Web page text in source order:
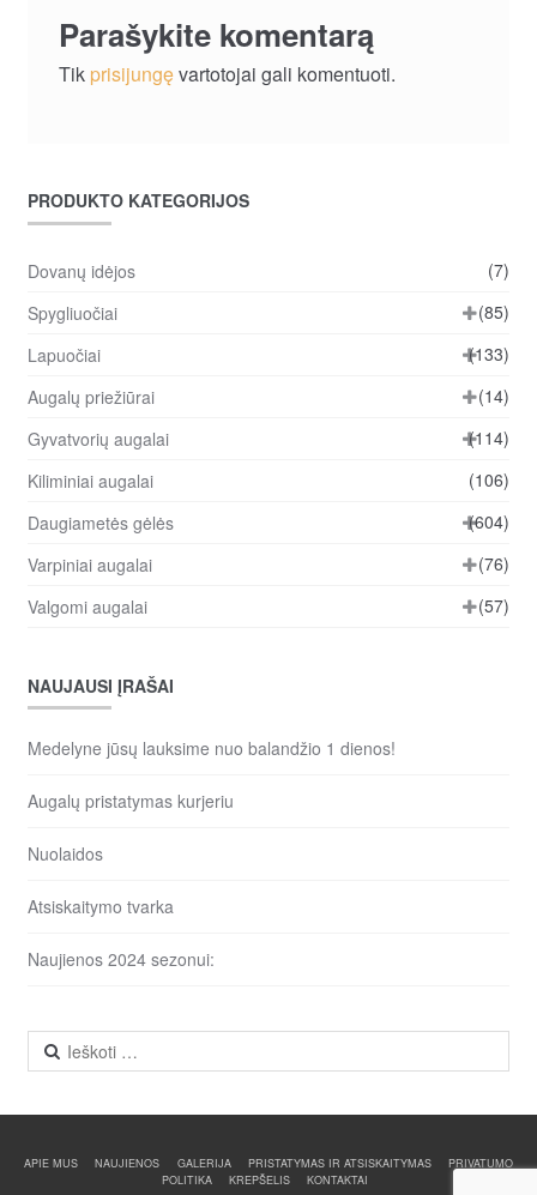
Parašykite komentarą
Tik prisijungęvartotojai gali komentuoti.
PRODUKTO KATEGORIJOS
Dovanų idėjos
(7)
Spygliuočiai
(85)
Lapuočiai
(133)
Augalų priežiūrai
(14)
Gyvatvorių augalai
(114)
Kiliminiai augalai
(106)
Daugiametės gėlės
(604)
Varpiniai augalai
(76)
Valgomi augalai
(57)
NAUJAUSI ĮRAŠAI
Medelyne jūsų lauksime nuo balandžio 1 dienos!
Augalų pristatymas kurjeriu
Nuolaidos
Atsiskaitymo tvarka
Naujienos 2024 sezonui:
Ieškoti:
APIE MUS NAUJIENOS GALERIJA PRISTATYMAS IR ATSISKAITYMAS
PRIVATUMO
POLITIKA
KREPŠELIS KONTAKTAI